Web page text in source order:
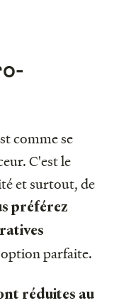
comme se
C'est le
et surtout, de
préférez
parfaite.
réduites au